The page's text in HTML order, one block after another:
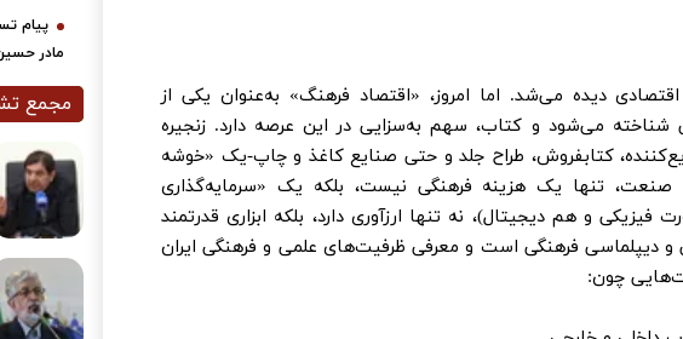
دیده می‌شد. اما امروز، «اقتصاد فرهنگ» به‌عنوان یکی از
می‌شود و کتاب، سهم به‌سزایی در این عرصه دارد. زنجیره
کتابفروش، طراح جلد و حتی صنایع کاغذ و چاپ-یک «خوشه
تنها یک هزینه فرهنگی نیست، بلکه یک «سرمایه‌گذاری
و هم دیجیتال)، نه تنها ارزآوری دارد، بلکه ابزاری قدرتمند
و دیپلماسی فرهنگی است و معرفی ظرفیت‌های علمی و فرهنگی ایران
چون:
پیام
مادر
مجمع